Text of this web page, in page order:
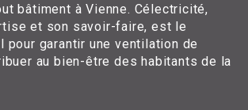
bâtiment à Vienne. Célectricité,
et son savoir-faire, est le
pour garantir une ventilation de
au bien-être des habitants de la